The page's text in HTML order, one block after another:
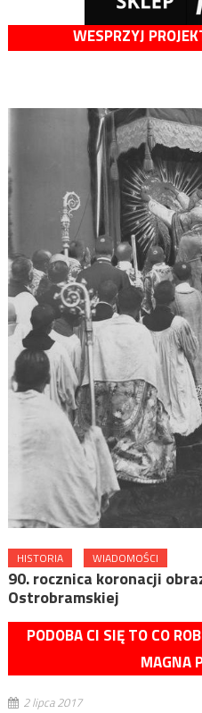
WESPRZYJ
HISTORIA WIADOMOŚCI
90. rocznica koronacji
Ostrobramskiej
PODOBA CI SIĘ TO CO
MAGNA
2 lipca 2017